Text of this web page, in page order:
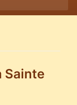
Sainte